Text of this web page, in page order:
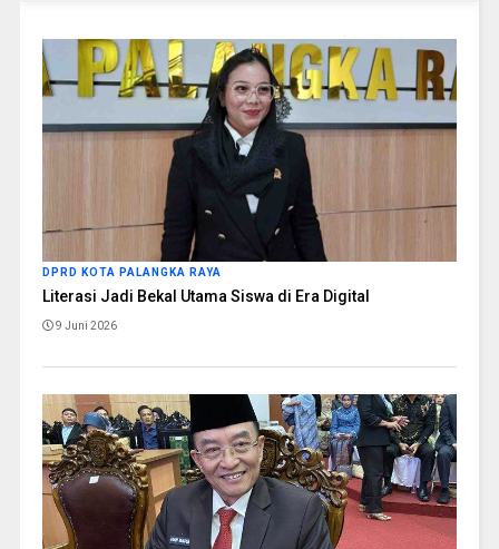
DPRD KOTA PALANGKA RAYA
Literasi Jadi Bekal Utama Siswa di Era Digital
9 Juni 2026